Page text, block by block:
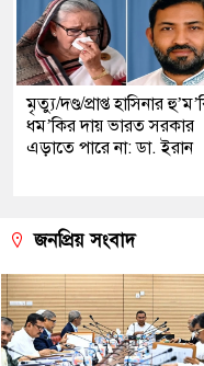
মৃত্যু/দণ্ড/প্রাপ্ত হাসিনার
ধম’কির দায় ভারত সরকার
এড়াতে পারে না: ডা. ইরান
জনপ্রিয় সংবাদ